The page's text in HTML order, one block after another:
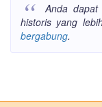
Anda
historis yang
bergabung.